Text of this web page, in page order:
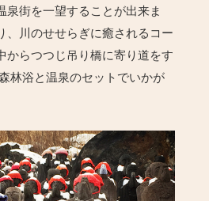
泉街を一望することが出来ま
、川のせせらぎに癒されるコー
からつつじ吊り橋に寄り道をす
林浴と温泉のセットでいかが